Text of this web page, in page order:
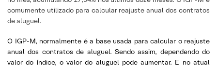
comumente utilizado para calcular reajuste anual dos contratos
de aluguel.
O IGP-M, normalmente é a base usada para calcular o reajuste
anual dos contratos de aluguel. Sendo assim, dependendo do
valor do índice, o valor do aluguel pode aumentar. E no atual